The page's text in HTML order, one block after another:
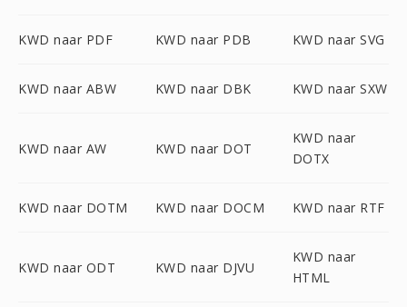
KWD naar PDF KWD naar PDB KWD naar SVG
KWD naar ABW KWD naar DBK KWD naar SXW
KWD naar AW KWD naar DOT
KWD naar
DOTX
KWD naar DOTM KWD naar DOCM KWD naar RTF
KWD naar ODT KWD naar DJVU
KWD naar
HTML